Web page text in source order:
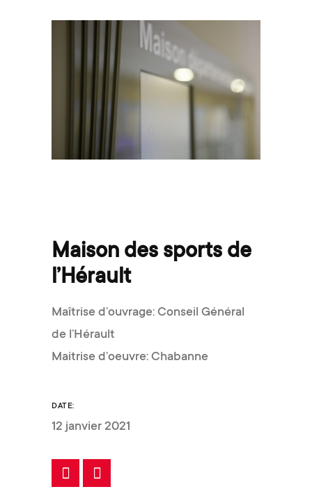
Maison des sports de
l’Hérault
Maîtrise d’ouvrage: Conseil Général
de l’Hérault
Maitrise d’oeuvre: Chabanne
DATE:
12 janvier 2021